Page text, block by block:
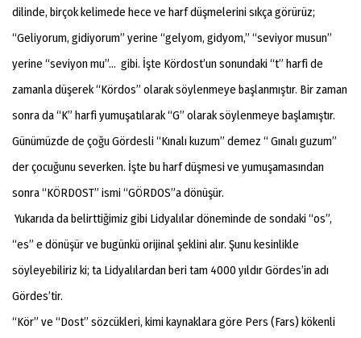
dilinde, birçok kelimede hece ve harf düşmelerini sıkça görürüz;
“Geliyorum, gidiyorum” yerine “gelyom, gidyom,” “seviyor musun”
yerine “seviyon mu”… gibi. İşte Kördost’un sonundaki “t” harfi de
zamanla düşerek “Kördos” olarak söylenmeye başlanmıştır. Bir zaman
sonra da “K” harfi yumuşatılarak “G” olarak söylenmeye başlamıştır.
Günümüzde de çoğu Gördesli “Kınalı kuzum” demez “ Gınalı guzum”
der çocuğunu severken. İşte bu harf düşmesi ve yumuşamasından
sonra “KÖRDOST” ismi “GÖRDOS”a dönüşür.
Yukarıda da belirttiğimiz gibi Lidyalılar döneminde de sondaki “os”,
“es” e dönüşür ve bugünkü orijinal şeklini alır. Şunu kesinlikle
söyleyebiliriz ki; ta Lidyalılardan beri tam 4000 yıldır Gördes’in adı
Gördes’tir.
“Kör” ve “Dost” sözcükleri, kimi kaynaklara göre Pers (Fars) kökenli